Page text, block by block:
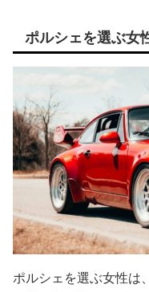
ポルシェを選ぶ女
ポルシェを選ぶ女性は